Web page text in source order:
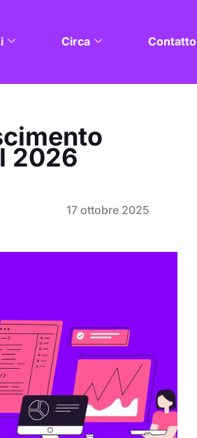
Circa Contatto
2026
17 ottobre 2025